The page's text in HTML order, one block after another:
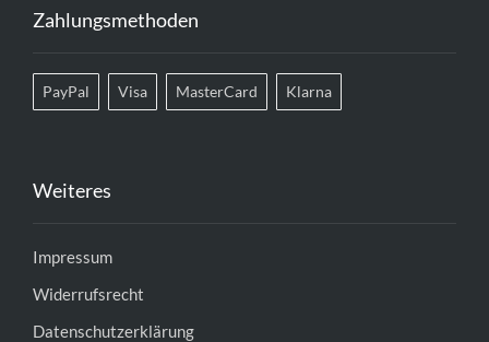
Zahlungsmethoden
PayPal Visa MasterCard Klarna
Weiteres
Impressum
Widerrufsrecht
Datenschutzerklärung